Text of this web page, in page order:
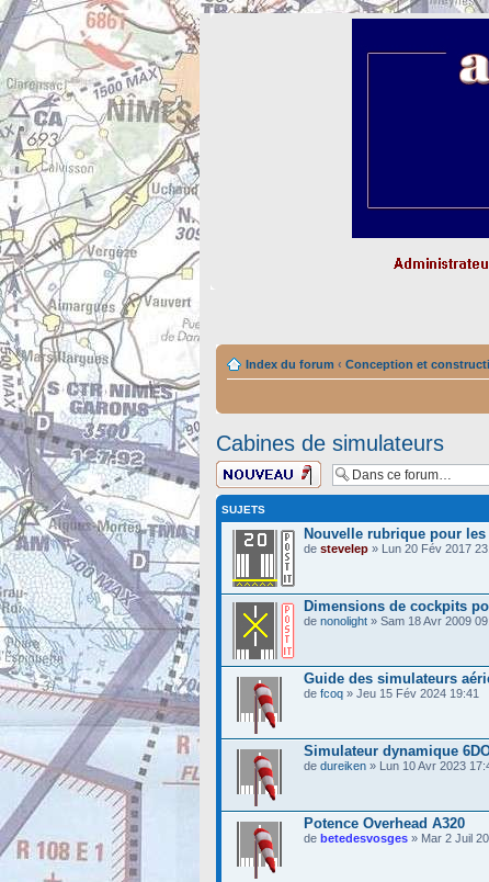
Index du forum ‹ Conception et
Cabines de simulateurs
Ecrire un nouveau
sujet
SUJETS
Nouvelle rubrique pour
de stevelep » Lun 20 Fév 2017
Dimensions de cockpits
de nonolight » Sam 18 Avr 2009
Guide des simulateurs
de fcoq » Jeu 15 Fév 2024 19:41
Simulateur dynamique
de dureiken » Lun 10 Avr 2023
Potence Overhead A320
de betedesvosges » Mar 2 Juil